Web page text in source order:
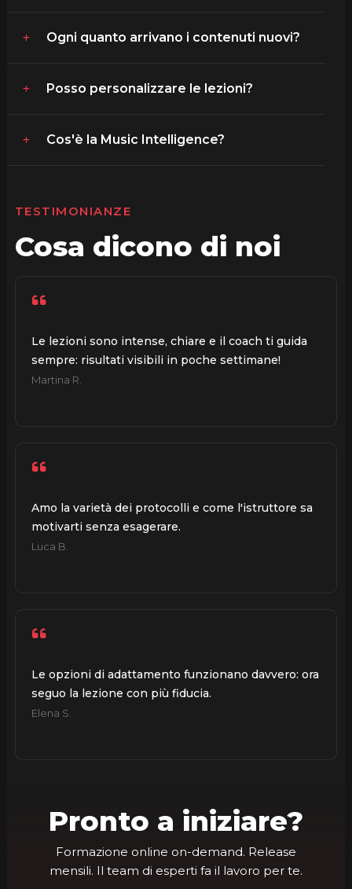
Ogni quanto arrivano i contenuti nuovi?
Posso personalizzare le lezioni?
Cos'è la Music Intelligence?
TESTIMONIANZE
Cosa dicono di noi
Le lezioni sono intense, chiare e il coach ti guida
sempre: risultati visibili in poche settimane!
Martina R.
Amo la varietà dei protocolli e come l'istruttore sa
motivarti senza esagerare.
Luca B.
Le opzioni di adattamento funzionano davvero: ora
seguo la lezione con più fiducia.
Elena S.
Pronto a iniziare?
Formazione online on-demand. Release
mensili. Il team di esperti fa il lavoro per te.